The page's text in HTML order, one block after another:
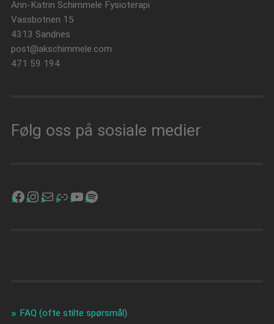
Ann-Katrin Schimmele Fysioterapi
Vassbotnen 15
4313 Sandnes
post@akschimmele.com
471 59 194
Følg oss på sosiale medier
FAQ (ofte stilte spørsmål)